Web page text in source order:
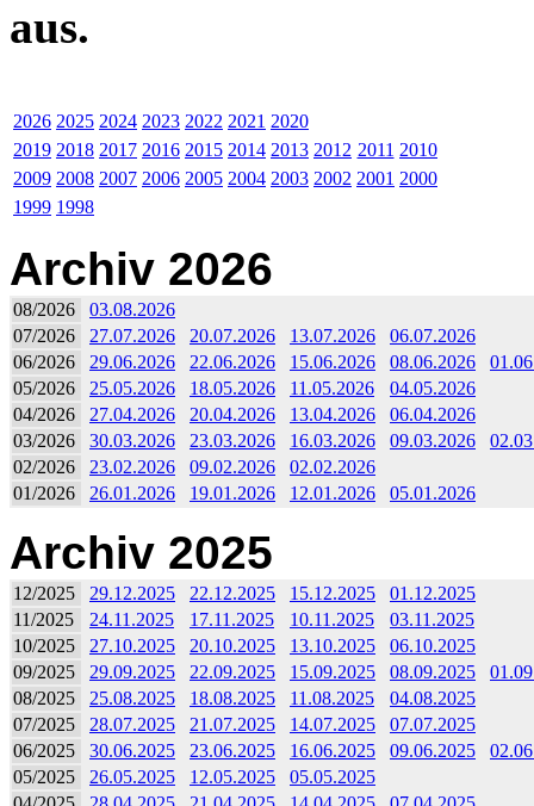
aus.
2026 2025 2024 2023 2022 2021 2020
2019 2018 2017 2016 2015 2014 2013 2012 2011 2010
2009 2008 2007 2006 2005 2004 2003 2002 2001 2000
1999 1998
Archiv 2026
08/2026
03.08.2026
07/2026
27.07.2026 20.07.2026 13.07.2026
06.07.2026
06/2026
29.06.2026 22.06.2026 15.06.2026 08.06.2026
05/2026
25.05.2026 18.05.2026 11.05.2026
04.05.2026
04/2026
27.04.2026 20.04.2026 13.04.2026
06.04.2026
03/2026
30.03.2026 23.03.2026 16.03.2026 09.03.2026
02/2026
23.02.2026 09.02.2026
02.02.2026
01/2026
26.01.2026 19.01.2026 12.01.2026 05.01.2026
Archiv 2025
12/2025 29.12.2025 22.12.2025 15.12.2025
01.12.2025
11/2025
24.11.2025 17.11.2025 10.11.2025
03.11.2025
10/2025
27.10.2025 20.10.2025 13.10.2025
06.10.2025
09/2025
29.09.2025 22.09.2025 15.09.2025 08.09.2025
08/2025
25.08.2025 18.08.2025 11.08.2025
04.08.2025
07/2025
28.07.2025 21.07.2025 14.07.2025
07.07.2025
06/2025
30.06.2025 23.06.2025 16.06.2025 09.06.2025
05/2025
26.05.2025 12.05.2025
05.05.2025